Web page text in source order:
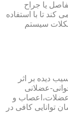
یا جراح
تا با استفاده
سیستم
دیده بر اثر
عضلانی
و
توانایی کافی در